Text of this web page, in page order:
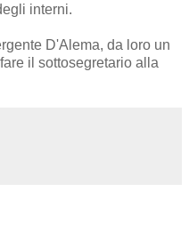
interni.
D'Alema, da loro un
il sottosegretario alla